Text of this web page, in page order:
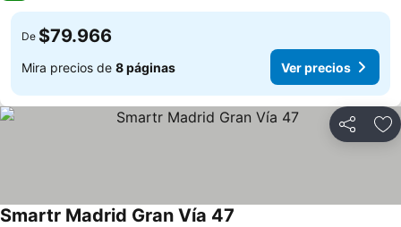
De $79.966
Mira precios de 8 páginas Ver precios
Compartir
Smartr Madrid Gran Vía 47